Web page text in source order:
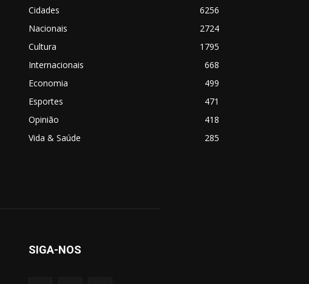
Cidades
6256
Nacionais
2724
Cultura
1795
Internacionais
668
Economia
499
Esportes
471
Opinião
418
Vida & Saúde
285
SIGA-NOS